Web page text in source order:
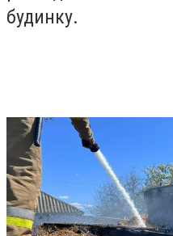
будинку.